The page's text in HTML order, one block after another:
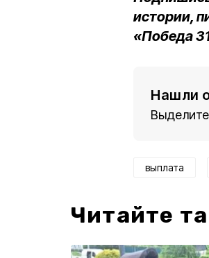
истории,
«Победа
Нашли
выплата
Читайте